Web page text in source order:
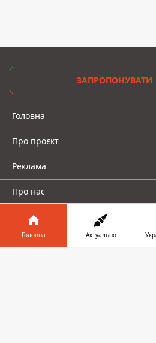
Головна
Про проєкт
Реклама
Про нас
Головна Актуально